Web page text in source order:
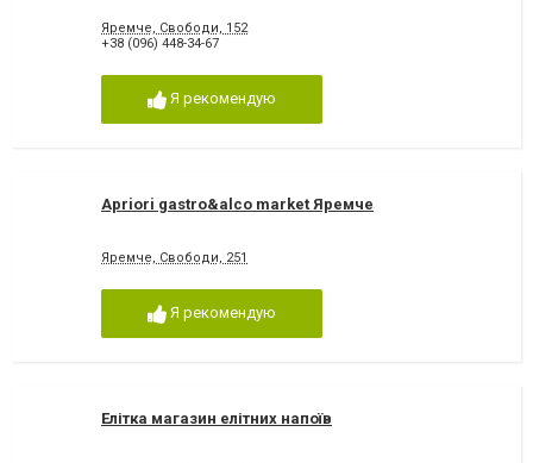
Яремче, Свободи, 152
+38 (096) 448-34-67
Я рекомендую
Apriori gastro&alco market Яремче
Яремче, Свободи, 251
Я рекомендую
Елітка магазин елітних напоїв